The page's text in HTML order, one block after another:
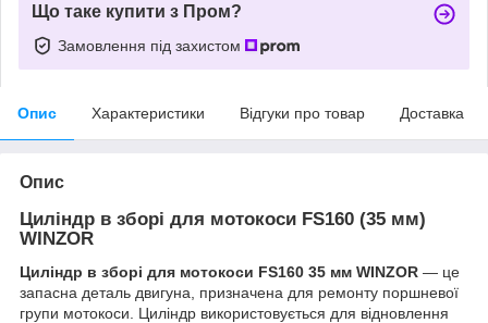
Що таке купити з Пром?
Замовлення під захистом
Опис Характеристики Відгуки про товар Доставка
Опис
Циліндр в зборі для мотокоси FS160 (35 мм)
WINZOR
Циліндр в зборі для мотокоси FS160 35 мм WINZOR — це
запасна деталь двигуна, призначена для ремонту поршневої
групи мотокоси. Циліндр використовується для відновлення